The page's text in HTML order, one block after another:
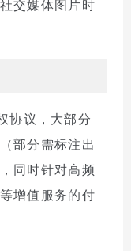
交媒体图片时
协议，大部分
部分需标注出
同时针对高频
增值服务的付